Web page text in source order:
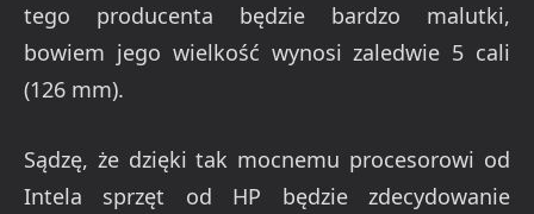
tego producenta będzie bardzo malutki,
bowiem jego wielkość wynosi zaledwie 5 cali
(126 mm).
Sądzę, że dzięki tak mocnemu procesorowi od
Intela sprzęt od HP będzie zdecydowanie